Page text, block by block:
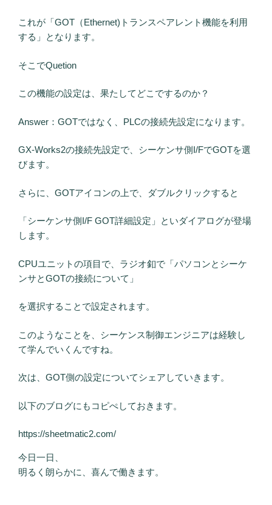
これが「GOT（Ethernet)トランスペアレント機能を利用
する」となります。
そこでQuetion
この機能の設定は、果たしてどこでするのか？
Answer：GOTではなく、PLCの接続先設定になります。
GX-Works2の接続先設定で、シーケンサ側I/FでGOTを選
びます。
さらに、GOTアイコンの上で、ダブルクリックすると
「シーケンサ側I/F GOT詳細設定」といダイアログが登場
します。
CPUユニットの項目で、ラジオ釦で「パソコンとシーケ
ンサとGOTの接続について」
を選択することで設定されます。
このようなことを、シーケンス制御エンジニアは経験し
て学んでいくんですね。
次は、GOT側の設定についてシェアしていきます。
以下のブログにもコピぺしておきます。
https://sheetmatic2.com/
今日一日、
明るく朗らかに、喜んで働きます。